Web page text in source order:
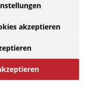
akzeptieren